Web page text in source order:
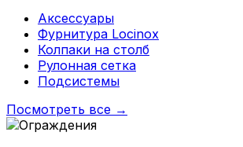
Аксессуары
Фурнитура Locinox
Колпаки на столб
Рулонная сетка
Подсистемы
Посмотреть все →